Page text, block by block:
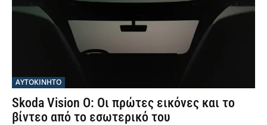
ΑΥΤΟΚΙΝΗΤΟ
Skoda Vision O: Οι πρώτες εικόνες και το
βίντεο από το εσωτερικό του